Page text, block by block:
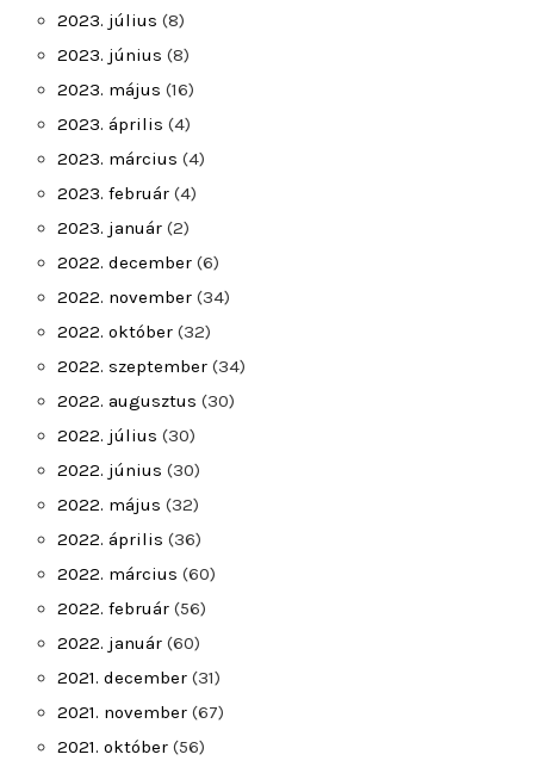
2023. július (8)
2023. június (8)
2023. május (16)
2023. április (4)
2023. március (4)
2023. február (4)
2023. január (2)
2022. december (6)
2022. november (34)
2022. október (32)
2022. szeptember (34)
2022. augusztus (30)
2022. július (30)
2022. június (30)
2022. május (32)
2022. április (36)
2022. március (60)
2022. február (56)
2022. január (60)
2021. december (31)
2021. november (67)
2021. október (56)